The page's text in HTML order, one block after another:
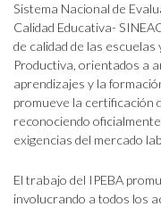
Sistema Nacional de
Calidad Educativa-
de calidad de las
Productiva, orientados a
aprendizajes y la
promueve la certificación
reconociendo
exigencias del mercado
El trabajo del IPEBA
involucrando a todos los